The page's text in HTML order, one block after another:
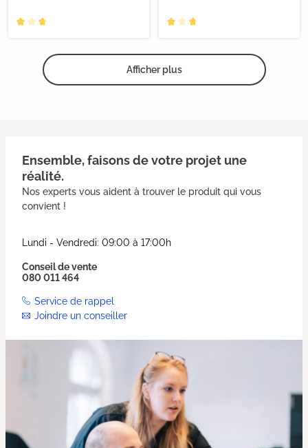
Afficher plus
Ensemble, faisons de votre projet une
réalité.
Nos experts vous aident à trouver le produit qui vous
convient !
Lundi - Vendredi: 09:00 à 17:00h
Conseil de vente
080 011 464
Service de rappel
Joindre un conseiller